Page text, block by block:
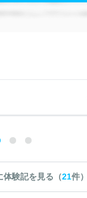
体験記を見る（21件）